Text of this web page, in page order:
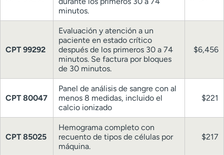
minutos.
CPT 99292
Evaluación y atención a un
paciente en estado crítico
después de los primeros 30 a 74
minutos. Se factura por bloques
de 30 minutos.
$6,456
CPT 80047
Panel de análisis de sangre con al
menos 8 medidas, incluido el
calcio ionizado
$221
CPT 85025
Hemograma completo con
recuento de tipos de células por
máquina.
$217